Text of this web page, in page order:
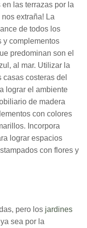
las terrazas por la
extraña! La
de todos los
y complementos
predominan son el
al mar. Utilizar la
costeras del
lograr el ambiente
de madera
con colores
Incorpora
lograr espacios
con flores y
pero los jardines
sea por la